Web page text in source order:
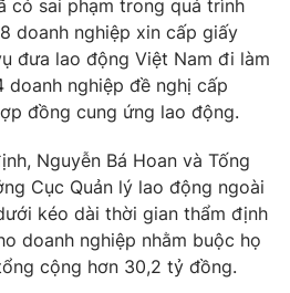
Shorts video
VTV Thể thao
Bất động sản
Tấm lòng Việt
Vươn mình bằng AI
có sai phạm trong quá trình
doanh nghiệp xin cấp giấy
đưa lao động Việt Nam đi làm
nghiệp đề nghị cấp
đồng cung ứng lao động.
Nguyễn Bá Hoan và Tống
Cục Quản lý lao động ngoài
kéo dài thời gian thẩm định
doanh nghiệp nhằm buộc họ
cộng hơn 30,2 tỷ đồng.